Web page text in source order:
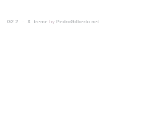
G2.2 :: X_treme by PedroGilberto.net